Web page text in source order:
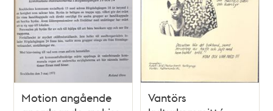
Motion angående
Vantörs